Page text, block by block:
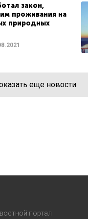
закон,
проживания на
природных
еще новости
портал